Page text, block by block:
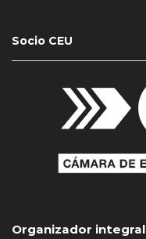
Socio CEU
Organizador integral